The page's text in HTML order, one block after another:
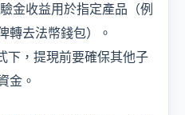
金收益用於指定產品（例
轉去法幣錢包）。
下，提現前要確保其他子
金。